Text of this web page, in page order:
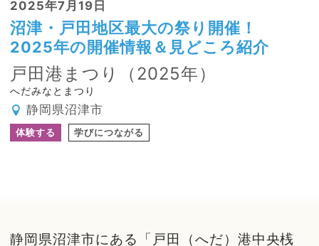
2025年7月19日
沼津・戸田地区最大の祭り開催！
2025年の開催情報＆見どころ紹介
戸田港まつり（2025年）
へだみなとまつり
静岡県沼津市
体験する 学びにつながる
静岡県沼津市にある「戸田（へだ）港中央桟